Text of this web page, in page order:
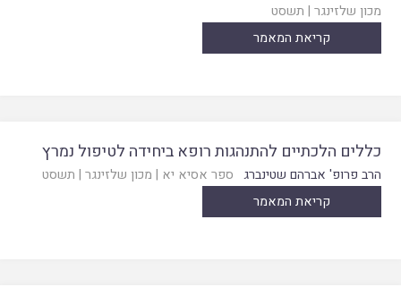
מכון שלזינגר | תשסט
קריאת המאמר
כללים הלכתיים להתנהגות רופא ביחידה לטיפול נמרץ
הרב פרופ' אברהם שטינברג ספר אסיא יא | מכון שלזינגר | תשסט
קריאת המאמר